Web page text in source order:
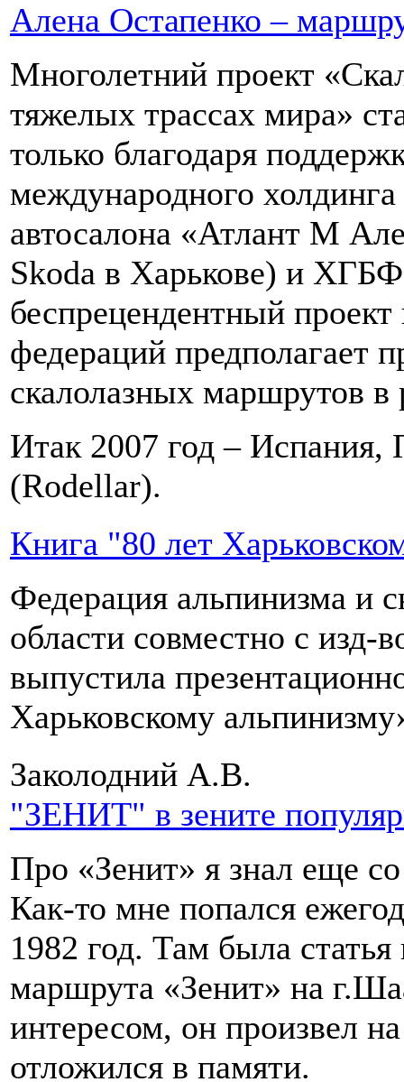
Алена Остапенко –
Многолетний проект
тяжелых трассах мира»
только благодаря
международного
автосалона «Атлант М
Skoda в Харькове) и
беспрецендентный
федераций предполагает
скалолазных маршрутов
Итак 2007 год – Испания,
(Rodellar).
Книга "80 лет
Федерация альпинизма и
области совместно с изд-
выпустила
Харьковскому
Заколодний А.В.
"ЗЕНИТ" в зените
Про «Зенит» я знал еще
Как-то мне попался
1982 год. Там была
маршрута «Зенит» на
интересом, он произвел
отложился в памяти.